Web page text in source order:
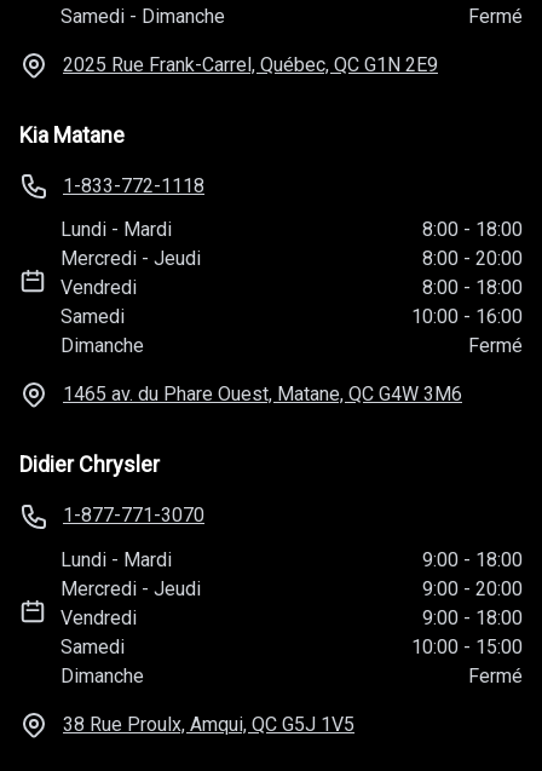
Samedi - Dimanche Fermé
2025 Rue Frank-Carrel, Québec, QC G1N 2E9
Kia Matane
1-833-772-1118
Lundi - Mardi 8:00 - 18:00
Mercredi -Jeudi 8:00 - 20:00
Vendredi
8:00 - 18:00
Samedi
10:00 - 16:00
Dimanche
Fermé
1465 av. du Phare Ouest, Matane, QC G4W 3M6
Didier Chrysler
1-877-771-3070
Lundi - Mardi 9:00 - 18:00
Mercredi -Jeudi 9:00 - 20:00
Vendredi
9:00 - 18:00
Samedi
10:00 - 15:00
Dimanche
Fermé
38 Rue Proulx, Amqui, QC G5J 1V5